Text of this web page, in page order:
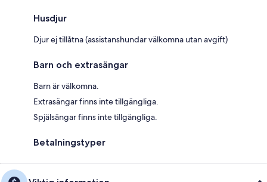
Husdjur
Djur ej tillåtna (assistanshundar välkomna utan avgift)
Barn och extrasängar
Barn är välkomna.
Extrasängar finns inte tillgängliga.
Spjälsängar finns inte tillgängliga.
Betalningstyper